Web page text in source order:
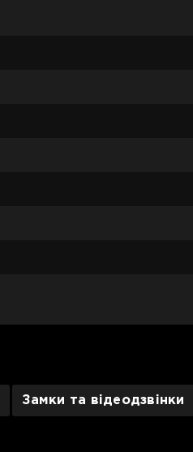
Замки та відеодзвінки